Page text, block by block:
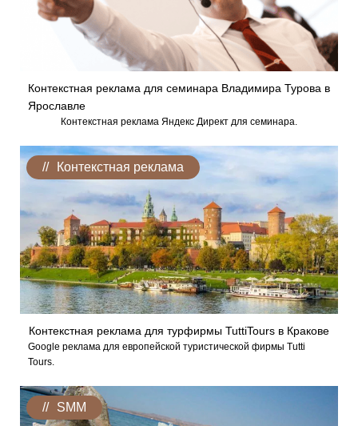
Контекстная реклама для семинара Владимира Турова в
Ярославле
Контекстная реклама Яндекс Директ для семинара.
Контекстная реклама для турфирмы TuttiTours в Кракове
Google реклама для европейской туристической фирмы Tutti
Tours.
Контекстная реклама
SMM